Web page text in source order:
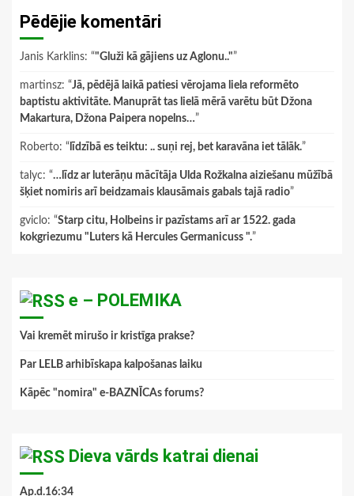
Pēdējie komentāri
Janis Karklins: “"Gluži kā gājiens uz Aglonu.."”
martinsz: “Jā, pēdējā laikā patiesi vērojama liela reformēto
baptistu aktivitāte. Manuprāt tas lielā mērā varētu būt Džona
Makartura, Džona Paipera nopelns…”
Roberto: “ līdzībā es teiktu: .. suņi rej, bet karavāna iet tālāk.”
talyc: “…līdz ar luterāņu mācītāja Ulda Rožkalna aiziešanu mūžībā
šķiet nomiris arī beidzamais klausāmais gabals tajā radio”
gviclo: “Starp citu, Holbeins ir pazīstams arī ar 1522. gada
kokgriezumu "Luters kā Hercules Germanicuss ".”
e – POLEMIKA
Vai kremēt mirušo ir kristīga prakse?
Par LELB arhibīskapa kalpošanas laiku
Kāpēc "nomira" e-BAZNĪCAs forums?
Dieva vārds katrai dienai
Ap.d.16:34